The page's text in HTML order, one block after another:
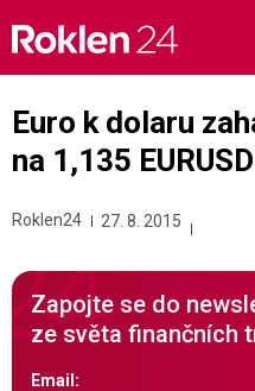
content
Euro k dolaru
na 1,135 EURUSD
Roklen24 27. 8. 2015
Zapojte se do
ze světa finančních
Email: